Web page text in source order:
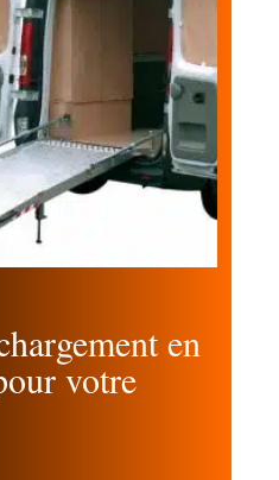
en
votre